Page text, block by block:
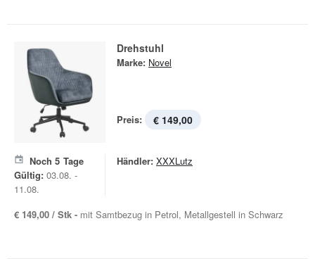
Drehstuhl
Marke: Novel
Preis: € 149,00
Noch 5 Tage
Gültig: 03.08. -
11.08.
Händler: XXXLutz
€ 149,00 / Stk - mit Samtbezug in Petrol, Metallgestell in Schwarz